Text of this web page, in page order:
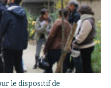
le dispositif de